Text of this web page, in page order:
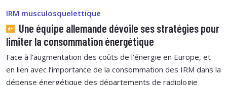
IRM musculosquelettique
Une équipe allemande dévoile ses stratégies pour
limiter la consommation énergétique
Face à l’augmentation des coûts de l’énergie en Europe, et
en lien avec l’importance de la consommation des IRM dans la
dépense énergétique des départements de radiologie